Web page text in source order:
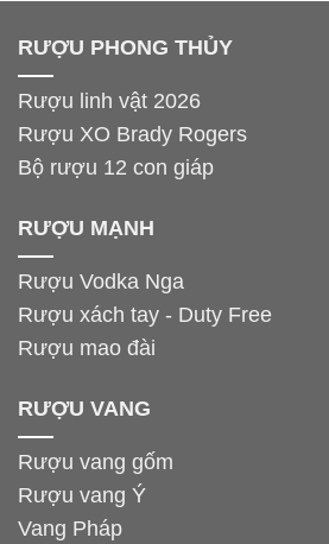
RƯỢU PHONG THỦY
Rượu linh vật 2026
Rượu XO Brady Rogers
Bộ rượu 12 con giáp
RƯỢU MẠNH
Rượu Vodka Nga
Rượu xách tay - Duty Free
Rượu mao đài
RƯỢU VANG
Rượu vang gốm
Rượu vang Ý
Vang Pháp